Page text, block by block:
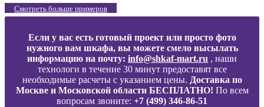
Смотреть больше примеров
Если у вас есть готовый проект или просто фото
нужного вам шкафа, вы можете смело высылать
информацию на почту: info@shkaf-mart.ru , наши
технологи в течение 30 минут предоставят все
необходимые расчеты с указанием цены. Доставка по
Москве и Московской области БЕСПЛАТНО! По всем
вопросам звоните: +7 (499) 346-86-51